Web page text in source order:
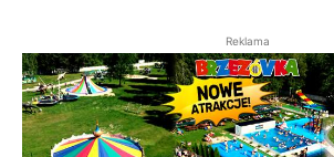
Reklama